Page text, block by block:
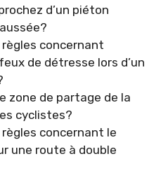
d’un piéton
concernant
de détresse lors d’un
zone de partage de la
cyclistes?
concernant le
une route à double